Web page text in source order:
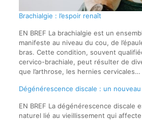
Brachialgie : l’espoir renaît
EN BREF La brachialgie est un
manifeste au niveau du cou, de
bras. Cette condition, souvent
cervico-brachiale, peut résulter de
que l’arthrose, les hernies cervicales…
Dégénérescence discale : un
EN BREF La dégénérescence discale
naturel lié au vieillissement qui